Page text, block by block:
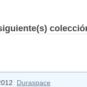
Duraspace